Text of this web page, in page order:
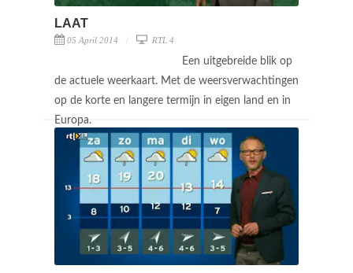
LAAT
05 April 2014 RTL 4
Een uitgebreide blik op
de actuele weerkaart. Met de weersverwachtingen
op de korte en langere termijn in eigen land en in
Europa.